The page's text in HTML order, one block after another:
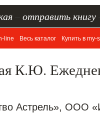
отправить книгу
line Весь каталог Купить в my-
К.Ю.
Астрель», ООО